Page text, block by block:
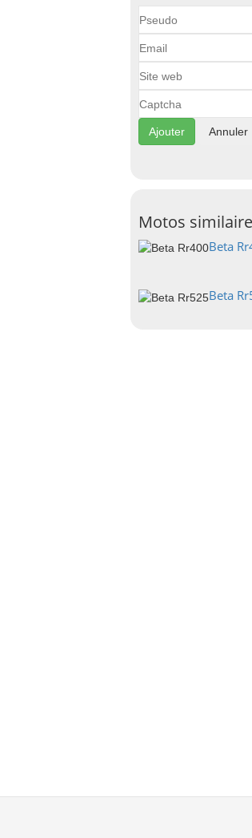
Annuler
Motos
Beta
Beta